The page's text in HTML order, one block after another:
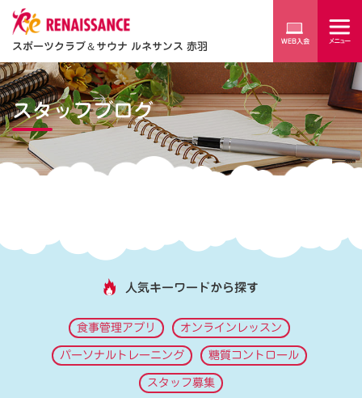
スポーツクラブ＆サウナ ルネサンス 赤羽
スタッフブログ
人気キーワードから探す
食事管理アプリ オンラインレッスン
パーソナルトレーニング 糖質コントロール
スタッフ募集